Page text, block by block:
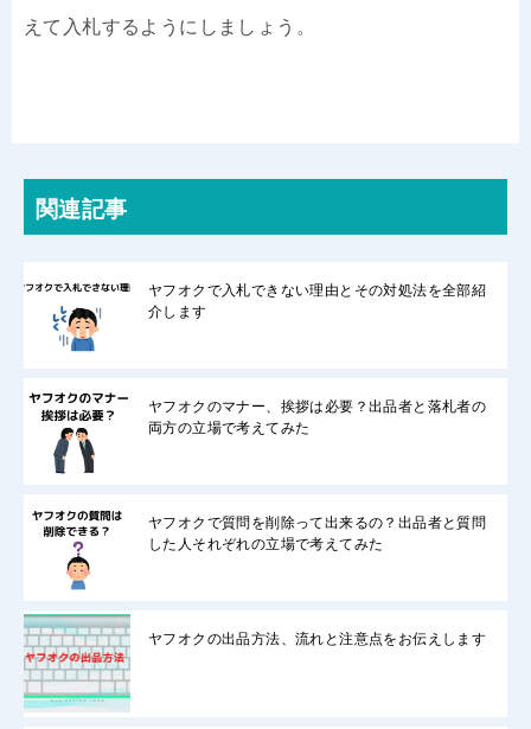
えて入札するようにしましょう。
関連記事
ヤフオクで入札できない理由とその対処法を全部紹
介します
ヤフオクのマナー、挨拶は必要？出品者と落札者の
両方の立場で考えてみた
ヤフオクで質問を削除って出来るの？出品者と質問
した人それぞれの立場で考えてみた
ヤフオクの出品方法、流れと注意点をお伝えします